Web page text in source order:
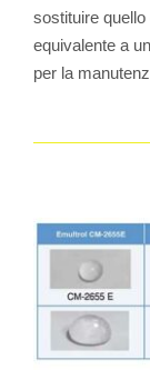
sostituire
equivalente a
per la